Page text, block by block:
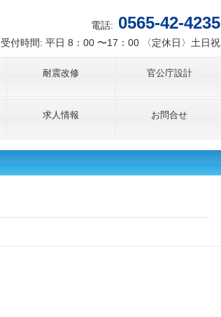
電話: 0565-42-4235
受付時間: 平日 8：00 〜17：00 〈定休日〉土日祝
耐震改修 官公庁設計
求人情報 お問合せ